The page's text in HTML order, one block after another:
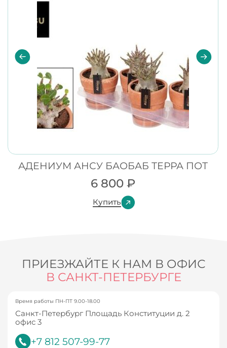
АДЕНИУМ АНСУ БАОБАБ ТЕРРА ПОТ
6 800₽
Купить
ПРИЕЗЖАЙТЕ К НАМ В ОФИС
В САНКТ-ПЕТЕРБУРГЕ
Время работы ПН-ПТ 9.00-18.00
Санкт-Петербург Площадь Конституции д. 2
офис 3
+7 812 507-99-77